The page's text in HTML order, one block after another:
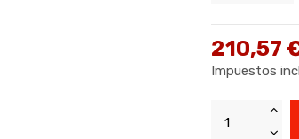
210,57
Impuestos